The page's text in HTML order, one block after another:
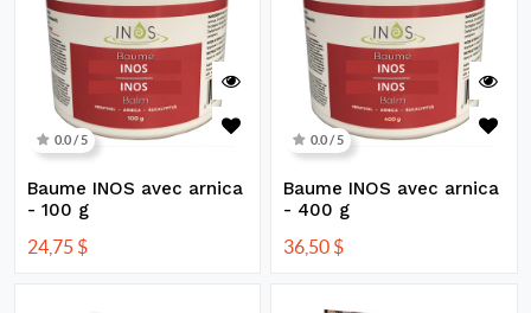
0.0 / 5
Baume INOS avec arnica
- 100 g
24,75$
0.0 / 5
Baume INOS avec arnica
- 400 g
36,50 $